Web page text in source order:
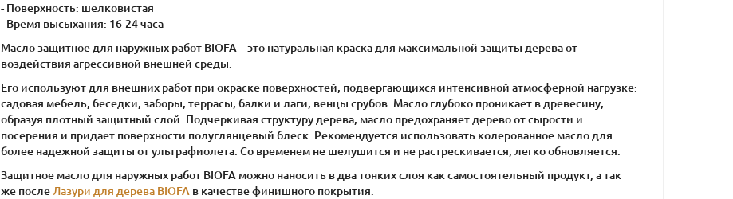
- Поверхность: шелковистая
- Время высыхания: 16-24 часа
Масло защитное для наружных работ BIOFA – это натуральная краска для максимальной защиты дерева от
воздействия агрессивной внешней среды.
Его используют для внешних работ при окраске поверхностей, подвергающихся интенсивной атмосферной нагрузке:
садовая мебель, беседки, заборы, террасы, балки и лаги, венцы срубов. Масло глубоко проникает в древесину,
образуя плотный защитный слой. Подчеркивая структуру дерева, масло предохраняет дерево от сырости и
посерения и придает поверхности полуглянцевый блеск. Рекомендуется использовать колерованное масло для
более надежной защиты от ультрафиолета. Со временем не шелушится и не растрескивается, легко обновляется.
Защитное масло для наружных работ BIOFA можно наносить в два тонких слоя как самостоятельный продукт, а так
же после Лазури для дерева BIOFA в качестве финишного покрытия.